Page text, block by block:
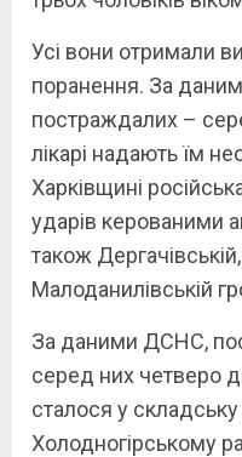
Усі вони отримали
поранення. За
постраждалих –
лікарі надають їм
Харківщині
ударів керованими
також
Малоданилівській
За даними ДСНС,
серед них четверо
сталося у
Холодногірському